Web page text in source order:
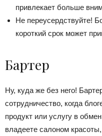
привлекает больше
Не переусердствуйте!
короткий срок может
Бартер
Ну, куда же без него!
сотрудничество, когда
продукт или услугу в
владеете салоном